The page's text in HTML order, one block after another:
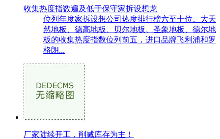
收集热度指数遍及低于保守家拆设想龙
位列年度家拆设想公司热度排行榜六至十位。大天
然地板、德高地板、贝尔地板、圣象地板、德尔地
板的收集热度指数位列前五，进口品牌飞利浦和罗
格朗...
厂家陆续开工，削减库存为主！